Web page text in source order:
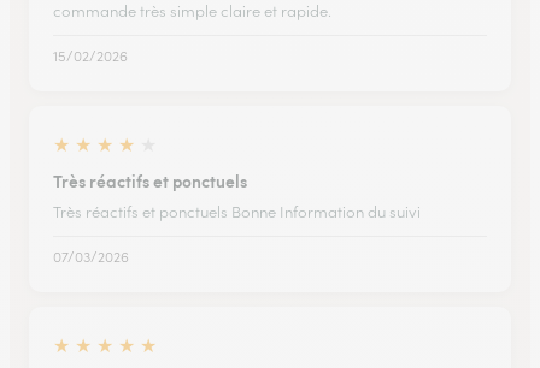
commande très simple claire et rapide.
15/02/2026
★ ★ ★ ★
Très réactifs et ponctuels
Très réactifs et ponctuels Bonne Information du suivi
07/03/2026
★ ★ ★ ★ ★